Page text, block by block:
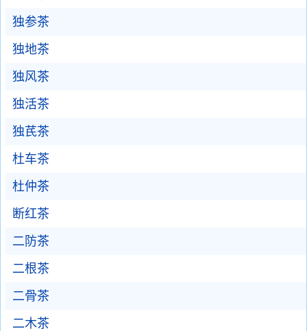
独参茶
独地茶
独风茶
独活茶
独芪茶
杜车茶
杜仲茶
断红茶
二防茶
二根茶
二骨茶
二木茶